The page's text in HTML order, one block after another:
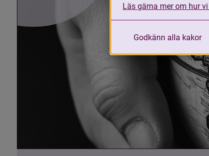
Läs gärna mer om hur
Godkänn alla kakor